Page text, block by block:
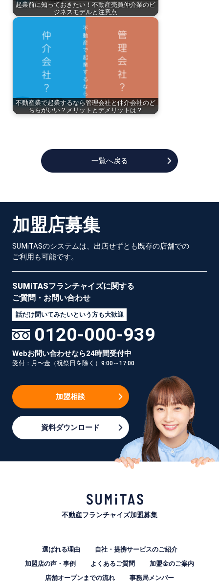
起業前に知っておきたい！不動産売買仲介業のビ
ジネスモデルと注意点
不動産業で起業するなら管理会社と仲介会社のど
ちらがいい？メリットとデメリットは？
一覧へ戻る
加盟店募集
SUMiTASのシステムは、出店せずとも既存の店舗での
ご利用も可能です。
SUMiTASフランチャイズに関する
ご質問・お問い合わせ
話だけ聞いてみたいという方も大歓迎
0120-000-939
Webお問い合わせなら24時間受付中
受付：月〜金（祝祭日を除く）9:00～17:00
加盟相談
資料ダウンロード
不動産フランチャイズ加盟募集
選ばれる理由
自社・提携サービスのご紹介
加盟店の声・事例
よくあるご質問
加盟金のご案内
店舗オープンまでの流れ
事務局メンバー